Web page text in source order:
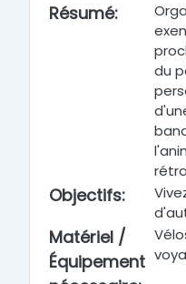
Résumé:
du
Objectifs:
Matériel /
Équipement